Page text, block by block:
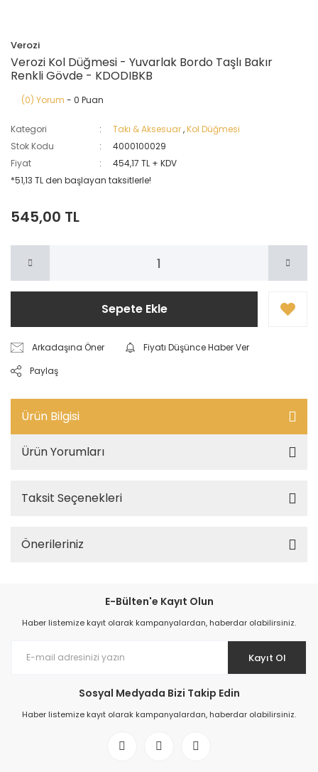
Verozi
Verozi Kol Düğmesi - Yuvarlak Bordo Taşlı Bakır
Renkli Gövde - KDODIBKB
(0) Yorum - 0 Puan
Kategori Takı & Aksesuar,Kol Düğmesi
Stok Kodu
4000100029
Fiyat
454,17 TL + KDV
*51,13 TL den başlayan taksitlerle!
545,00 TL
Sepete Ekle
Arkadaşına Öner
Fiyatı Düşünce Haber Ver
Paylaş
Ürün Bilgisi
Ürün Yorumları
Taksit Seçenekleri
Önerileriniz
E-Bülten'e Kayıt Olun
Haber listemize kayıt olarak kampanyalardan, haberdar olabilirsiniz.
Kayıt Ol
Sosyal Medyada Bizi Takip Edin
Haber listemize kayıt olarak kampanyalardan, haberdar olabilirsiniz.